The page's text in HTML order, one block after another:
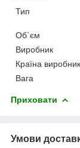
Тип
Об`єм
Виробник
Країна виробник
Вага
Приховати
Умови